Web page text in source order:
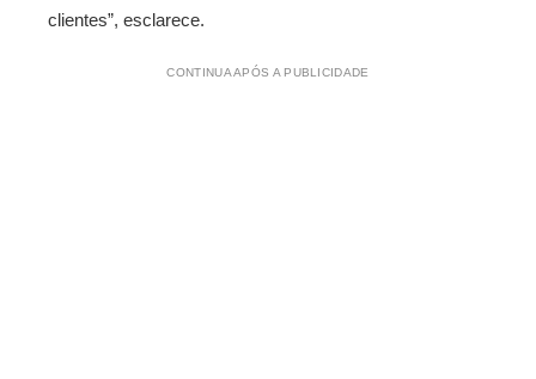
clientes”, esclarece.
CONTINUA APÓS A PUBLICIDADE